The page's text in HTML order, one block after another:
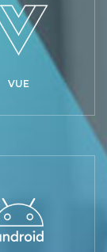
VUE